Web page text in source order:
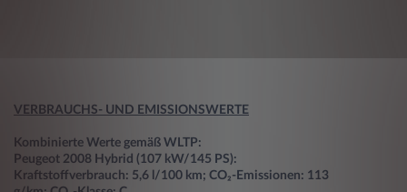
VERBRAUCHS- UND EMISSIONSWERTE
Kombinierte Werte gemäß WLTP:
Peugeot 2008 Hybrid (107 kW/145 PS):
Kraftstoffverbrauch: 5,6 l/100 km; CO₂-Emissionen: 113